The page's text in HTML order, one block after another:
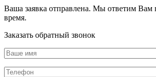
Ваша заявка отправлена. Мы ответим Вам
время.
Заказать обратный звонок